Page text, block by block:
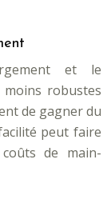
et le
moins robustes
de gagner du
peut faire
de main-